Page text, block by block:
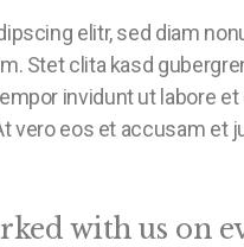
elitr, sed diam
Stet clita kasd
invidunt ut labore
vero eos et accusam et
with us on